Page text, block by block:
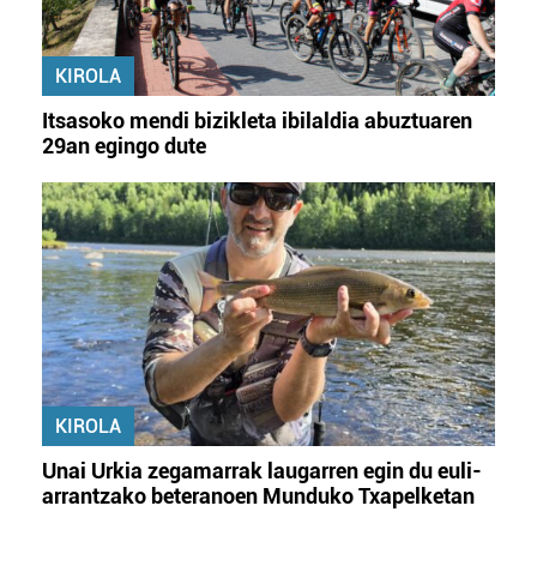
KIROLA
Itsasoko mendi bizikleta ibilaldia abuztuaren
29an egingo dute
KIROLA
Unai Urkia zegamarrak laugarren egin du euli-
arrantzako beteranoen Munduko Txapelketan